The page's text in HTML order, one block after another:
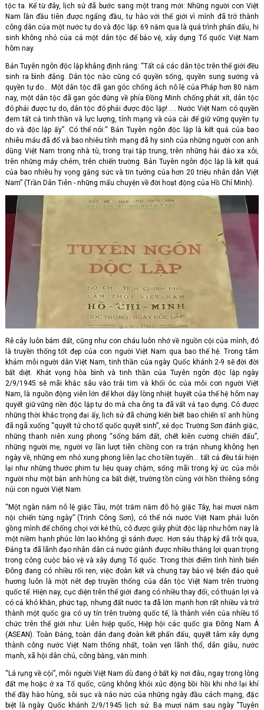
tộc ta. Kể từ đây, lịch sử đã bước sang một trang mới: Những người con Việt
Nam lần đầu tiên được ngẩng đầu, tự hào với thế giới vì mình đã trở thành
công dân của một nước tự do và độc lập. 69 năm qua là quá trình phấn đấu, hi
sinh không nhỏ của cả một dân tộc để bảo vệ, xây dựng Tổ quốc Việt Nam
hôm nay.
Bản Tuyên ngôn độc lập khẳng định rằng: “Tất cả các dân tộc trên thế giới đều
sinh ra bình đẳng. Dân tộc nào cũng có quyền sống, quyền sung sướng và
quyền tự do… Một dân tộc đã gan góc chống ách nô lệ của Pháp hơn 80 năm
nay, một dân tộc đã gan góc đứng về phía Đồng Minh chống phát xít, dân tộc
đó phải được tự do, dân tộc đó phải được độc lập! …. Nước Việt Nam có quyền
đem tất cả tinh thần và lực lượng, tính mạng và của cải để giữ vững quyền tự
do và độc lập ấy”. Có thể nói:“ Bản Tuyên ngôn độc lập là kết quả của bao
nhiêu máu đã đổ và bao nhiêu tính mạng đã hy sinh của những người con anh
dũng Việt Nam trong nhà tù, trong trại tập trung, trên những hải đảo xa xôi,
trên những máy chém, trên chiến trường. Bản Tuyên ngôn độc lập là kết quả
của bao nhiêu hy vọng gắng sức và tin tưởng của hơn 20 triệu nhân dân Việt
Nam” (Trần Dân Tiên - những mẩu chuyện về đời hoạt động của Hồ Chí Minh).
Rễ cây luôn bám đất, cũng như con cháu luôn nhớ về nguồn cội của mình, đó
là truyền thống tốt đẹp của con người Việt Nam qua bao thế hệ. Trong tâm
khảm mỗi người dân Việt Nam, tinh thần của ngày Quốc khánh 2-9 sẽ đời đời
bất diệt. Khát vọng hòa bình và tinh thần của Tuyên ngôn độc lập ngày
2/9/1945 sẽ mãi khắc sâu vào trái tim và khối óc của mỗi con người Việt
Nam, là nguồn động viên lớn để khơi dậy lòng nhiệt huyết của thế hệ hôm nay
quyết giữ vững nền độc lập tự do mà cha ông ta đã vất vả tạo dựng. Có được
những thời khắc trọng đại ấy, lịch sử đã chứng kiến biết bao chiến sĩ anh hùng
đã ngã xuống “quyết tử cho tổ quốc quyết sinh”, xẻ dọc Trường Sơn đánh giặc,
những thanh niên xung phong “sống bám đất, chết kiên cường chiến đấu”,
những người mẹ, người vợ lần lượt tiễn chồng con ra trận nhưng không hẹn
ngày về, những em nhỏ xung phong liên lạc cho tiền tuyến… tất cả đều tái hiện
lại như những thước phim tư liệu quay chậm, sống mãi trong ký ức của mỗi
người như một bản anh hùng ca bất diệt, trường tồn cùng với hồn thiêng sông
núi con người Việt Nam.
“Một ngàn năm nô lệ giặc Tàu, một trăm năm đô hộ giặc Tây, hai mươi năm
nội chiến từng ngày” (Trịnh Công Sơn), có thể nói nước Việt Nam phải luôn
gồng mình để chống chọi với kẻ thù, có được giây phút độc lập như hôm nay là
một niềm hạnh phúc lớn lao không gì sánh được. Hơn sáu thập kỷ đã trôi qua,
Đảng ta đã lãnh đạo nhân dân cả nước giành được nhiều thắng lợi quan trọng
trong công cuộc bảo vệ và xây dựng Tổ quốc. Trong thời điểm tình hình biển
Đông đang có nhiều rối ren, việc đoàn kết và chung tay bảo vệ biển đảo quê
hương luôn là một nét đẹp truyền thống của dân tộc Việt Nam trên trường
quốc tế. Hiện nay, cục diện trên thế giới đang có nhiều thay đổi, có thuận lợi và
có cả khó khăn, phức tạp, nhưng đất nước ta đã lớn mạnh hơn rất nhiều và trở
thành một quốc gia có uy tín trên trường quốc tế, là thành viên của nhiều tổ
chức trên thế giới như: Liên hiệp quốc, Hiệp hội các quốc gia Đông Nam Á
(ASEAN). Toàn Đảng, toàn dân đang đoàn kết phấn đấu, quyết tâm xây dựng
thành công nước Việt Nam thống nhất, toàn vẹn lãnh thổ, dân giàu, nước
mạnh, xã hội dân chủ, công bằng, văn minh.
“Lá rụng về cội”, mỗi người Việt Nam dù đang ở bất kỳ nơi đâu, ngay trong lòng
đất mẹ hoặc ở xa Tổ quốc, cũng không khỏi xúc động bồi hồi khi nhớ lại khí
thế đầy hào hùng, sôi sục và náo nức của những ngày đầu cách mạng, đặc
biệt là ngày Quốc khánh 2/9/1945 lịch sử. Ba mươi năm sau ngày "Tuyên